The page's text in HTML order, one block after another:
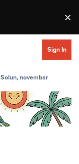
×
Sign In
Solun, novembar